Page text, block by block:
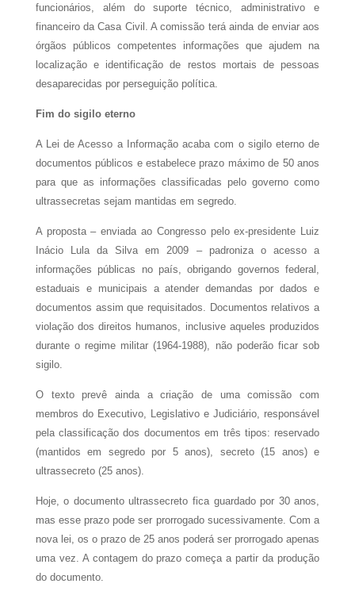
funcionários, além do suporte técnico, administrativo e
financeiro da Casa Civil. A comissão terá ainda de enviar aos
órgãos públicos competentes informações que ajudem na
localização e identificação de restos mortais de pessoas
desaparecidas por perseguição política.
Fim do sigilo eterno
A Lei de Acesso a Informação acaba com o sigilo eterno de
documentos públicos e estabelece prazo máximo de 50 anos
para que as informações classificadas pelo governo como
ultrassecretas sejam mantidas em segredo.
A proposta – enviada ao Congresso pelo ex-presidente Luiz
Inácio Lula da Silva em 2009 – padroniza o acesso a
informações públicas no país, obrigando governos federal,
estaduais e municipais a atender demandas por dados e
documentos assim que requisitados. Documentos relativos a
violação dos direitos humanos, inclusive aqueles produzidos
durante o regime militar (1964-1988), não poderão ficar sob
sigilo.
O texto prevê ainda a criação de uma comissão com
membros do Executivo, Legislativo e Judiciário, responsável
pela classificação dos documentos em três tipos: reservado
(mantidos em segredo por 5 anos), secreto (15 anos) e
ultrassecreto (25 anos).
Hoje, o documento ultrassecreto fica guardado por 30 anos,
mas esse prazo pode ser prorrogado sucessivamente. Com a
nova lei, os o prazo de 25 anos poderá ser prorrogado apenas
uma vez. A contagem do prazo começa a partir da produção
do documento.